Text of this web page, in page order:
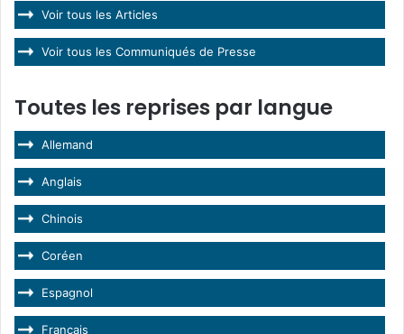
Voir tous les Articles
Voir tous les Communiqués de Presse
Toutes les reprises par langue
Allemand
Anglais
Chinois
Coréen
Espagnol
Français